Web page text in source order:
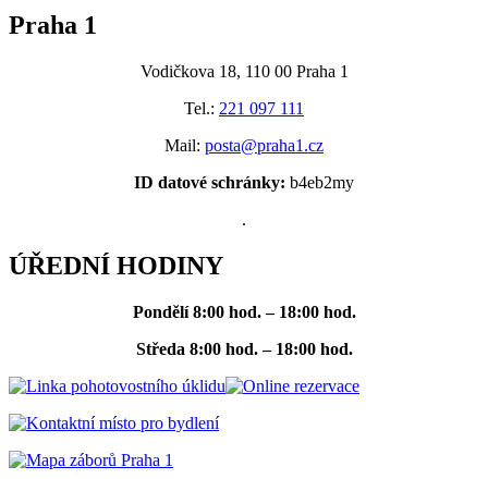
Praha 1
Vodičkova 18, 110 00 Praha 1
Tel.: 221 097 111
Mail: posta@praha1.cz
ID datové schránky: b4eb2my
.
ÚŘEDNÍ HODINY
Pondělí 8:00 hod. – 18:00 hod.
Středa 8:00 hod. – 18:00 hod.